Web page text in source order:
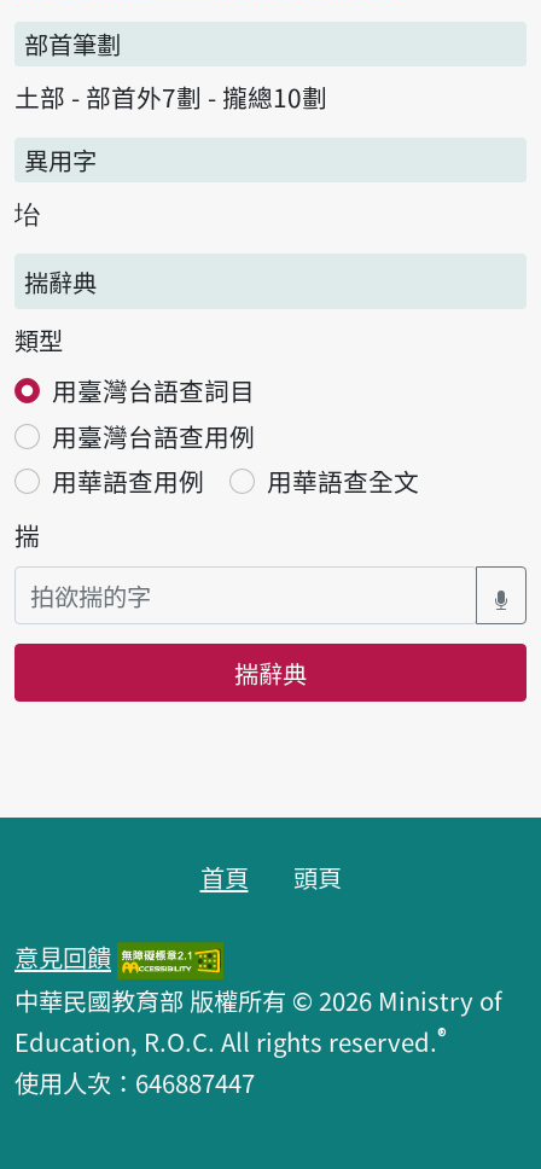
部首筆劃
土部 - 部首外7劃 - 攏總10劃
異用字
坮
揣辭典
類型
用臺灣台語查詞目
用臺灣台語查用例
用華語查用例
用華語查全文
揣
揣辭典
首頁 頭頁
意見回饋
中華民國教育部 版權所有 © 2026 Ministry of
Education, R.O.C. All rights reserved.®
使用人次：646887447